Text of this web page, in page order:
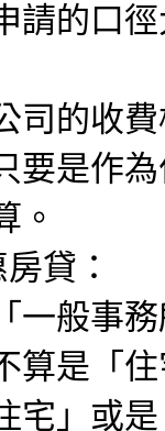
請的口
司的收
要是作
。
貸：
一般事
算是「
宅」或